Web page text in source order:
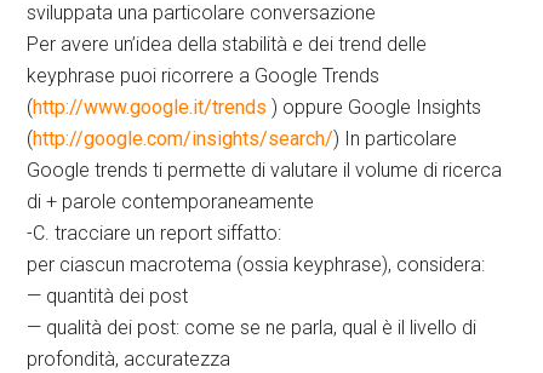
sviluppata una particolare conversazione
Per avere un’idea della stabilità e dei trend delle
keyphrase puoi ricorrere a Google Trends
(http://www.google.it/trends ) oppure Google Insights
(http://google.com/insights/search/) In particolare
Google trends ti permette di valutare il volume di ricerca
di + parole contemporaneamente
-C. tracciare un report siffatto:
per ciascun macrotema (ossia keyphrase), considera:
— quantità dei post
— qualità dei post: come se ne parla, qual è il livello di
profondità, accuratezza